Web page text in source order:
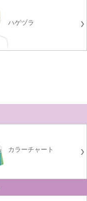
ハゲヅラ
カラーチャート